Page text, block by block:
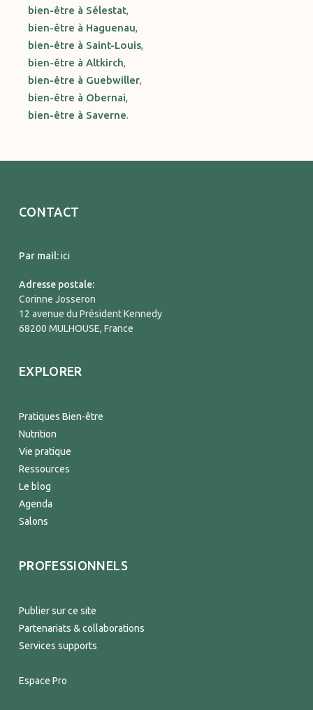
bien-être à Sélestat,
bien-être à Haguenau,
bien-être à Saint-Louis,
bien-être à Altkirch,
bien-être à Guebwiller,
bien-être à Obernai,
bien-être à Saverne.
CONTACT
Par mail:ici
Adresse postale:
Corinne Josseron
12 avenue du Président Kennedy
68200 MULHOUSE, France
EXPLORER
Pratiques Bien-être
Nutrition
Vie pratique
Ressources
Le blog
Agenda
Salons
PROFESSIONNELS
Publier sur ce site
Partenariats & collaborations
Services supports
Espace Pro